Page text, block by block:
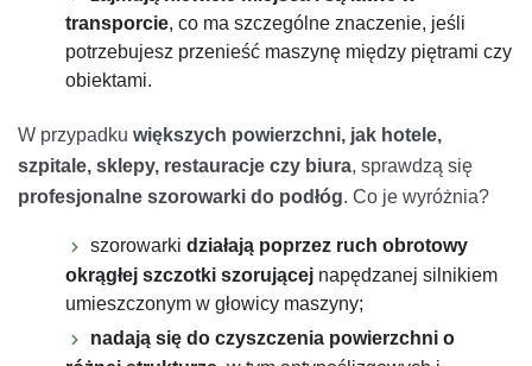
transporcie, co ma szczególne znaczenie, jeśli
potrzebujesz przenieść maszynę między piętrami czy
obiektami.
W przypadku większych powierzchni, jak hotele,
szpitale, sklepy, restauracje czy biura, sprawdzą się
profesjonalne szorowarki do podłóg. Co je wyróżnia?
szorowarki działają poprzez ruch obrotowy
okrągłej szczotki szorującej napędzanej silnikiem
umieszczonym w głowicy maszyny;
nadają się do czyszczenia powierzchni o